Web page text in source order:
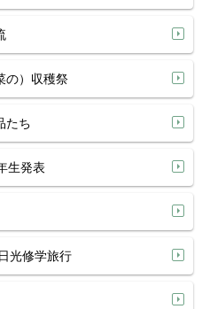
の）収穫祭
たち
生発表
光修学旅行